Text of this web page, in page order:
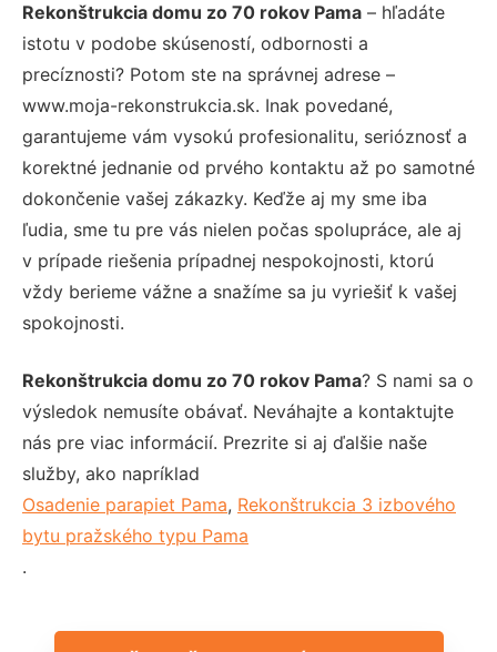
Rekonštrukcia domu zo 70 rokov Pama – hľadáte
istotu v podobe skúseností, odbornosti a
precíznosti? Potom ste na správnej adrese –
www.moja-rekonstrukcia.sk. Inak povedané,
garantujeme vám vysokú profesionalitu, serióznosť a
korektné jednanie od prvého kontaktu až po samotné
dokončenie vašej zákazky. Keďže aj my sme iba
ľudia, sme tu pre vás nielen počas spolupráce, ale aj
v prípade riešenia prípadnej nespokojnosti, ktorú
vždy berieme vážne a snažíme sa ju vyriešiť k vašej
spokojnosti.
Rekonštrukcia domu zo 70 rokov Pama? S nami sa o
výsledok nemusíte obávať. Neváhajte a kontaktujte
nás pre viac informácií. Prezrite si aj ďalšie naše
služby, ako napríklad
Osadenie parapiet Pama, Rekonštrukcia 3 izbového
bytu pražského typu Pama
.